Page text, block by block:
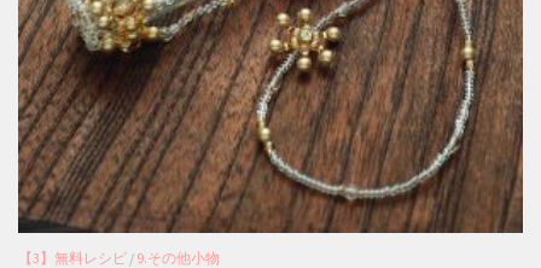
【3】無料レシピ / 9.その他小物